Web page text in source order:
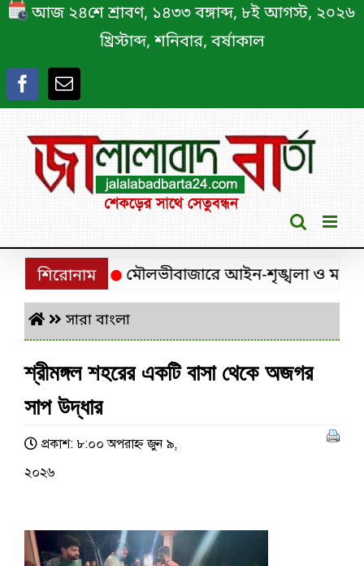
Skip
content
আজ ২৪শে শ্রাবণ, ১৪৩৩ বঙ্গাব্দ, ৮ই আগস্ট, ২০২৬
খ্রিস্টাব্দ, শনিবার, বর্ষাকাল
শিরোনাম
গ্রেপ্তার মৌলভীবাজারে আইন-শৃঙ্খলা ও মাদক
সারা বাংলা
শ্রীমঙ্গল শহরের একটি বাসা থেকে অজগর
সাপ উদ্ধার
প্রকাশ: ৮:০০ অপরাহ্ণ জুন ৯,
২০২৬